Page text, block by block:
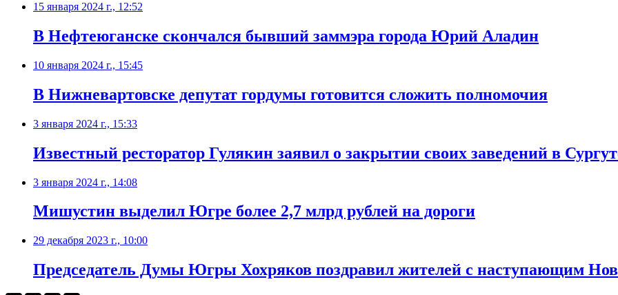
15 января 2024 г., 12:52
В Нефтеюганске скончался бывший заммэра города Юрий Аладин
10 января 2024 г., 15:45
В Нижневартовске депутат гордумы готовится сложить полномочия
3 января 2024 г., 15:33
Известный ресторатор Гулякин заявил о закрытии своих заведений в
3 января 2024 г., 14:08
Мишустин выделил Югре более 2,7 млрд рублей на дороги
29 декабря 2023 г., 10:00
Председатель Думы Югры Хохряков поздравил жителей с наступающим